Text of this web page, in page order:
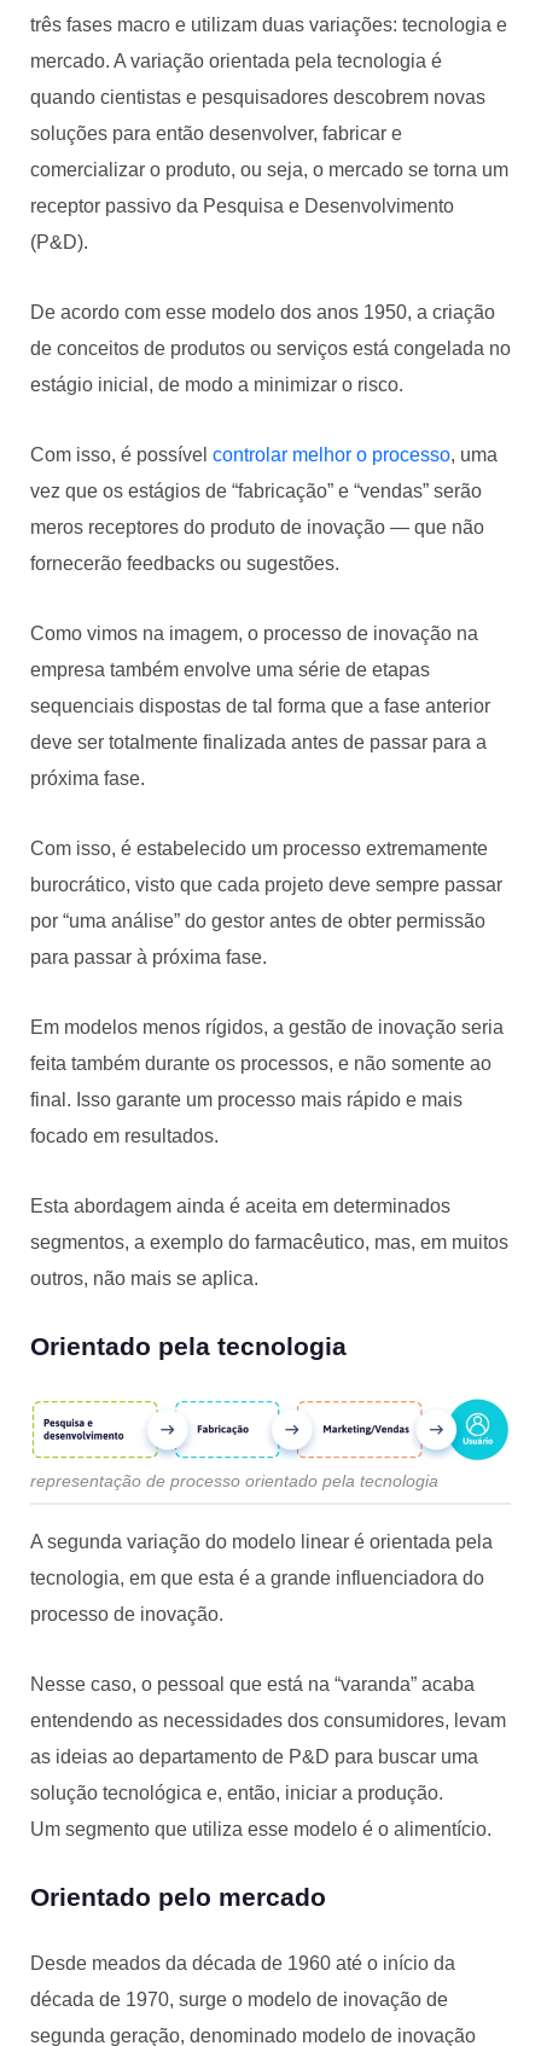
três fases macro e utilizam duas variações: tecnologia e
mercado. A variação orientada pela tecnologia é
quando cientistas e pesquisadores descobrem novas
soluções para então desenvolver, fabricar e
comercializar o produto, ou seja, o mercado se torna um
receptor passivo da Pesquisa e Desenvolvimento
(P&D).
De acordo com esse modelo dos anos 1950, a criação
de conceitos de produtos ou serviços está congelada no
estágio inicial, de modo a minimizar o risco.
Com isso, é possível controlar melhor o processo, uma
vez que os estágios de “fabricação” e “vendas” serão
meros receptores do produto de inovação — que não
fornecerão feedbacks ou sugestões.
Como vimos na imagem, o processo de inovação na
empresa também envolve uma série de etapas
sequenciais dispostas de tal forma que a fase anterior
deve ser totalmente finalizada antes de passar para a
próxima fase.
Com isso, é estabelecido um processo extremamente
burocrático, visto que cada projeto deve sempre passar
por “uma análise” do gestor antes de obter permissão
para passar à próxima fase.
Em modelos menos rígidos, a gestão de inovação seria
feita também durante os processos, e não somente ao
final. Isso garante um processo mais rápido e mais
focado em resultados.
Esta abordagem ainda é aceita em determinados
segmentos, a exemplo do farmacêutico, mas, em muitos
outros, não mais se aplica.
Orientado pela tecnologia
representação de processo orientado pela tecnologia
A segunda variação do modelo linear é orientada pela
tecnologia, em que esta é a grande influenciadora do
processo de inovação.
Nesse caso, o pessoal que está na “varanda” acaba
entendendo as necessidades dos consumidores, levam
as ideias ao departamento de P&D para buscar uma
solução tecnológica e, então, iniciar a produção.
Um segmento que utiliza esse modelo é o alimentício.
Orientado pelo mercado
Desde meados da década de 1960 até o início da
década de 1970, surge o modelo de inovação de
segunda geração, denominado modelo de inovação